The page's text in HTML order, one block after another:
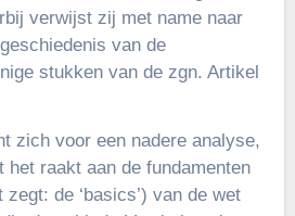
verwijst zij met name naar
van de
stukken van de zgn. Artikel
zich voor een nadere analyse,
het raakt aan de fundamenten
de ‘basics’) van de wet